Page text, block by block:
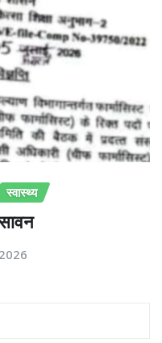
स्वास्थ्य